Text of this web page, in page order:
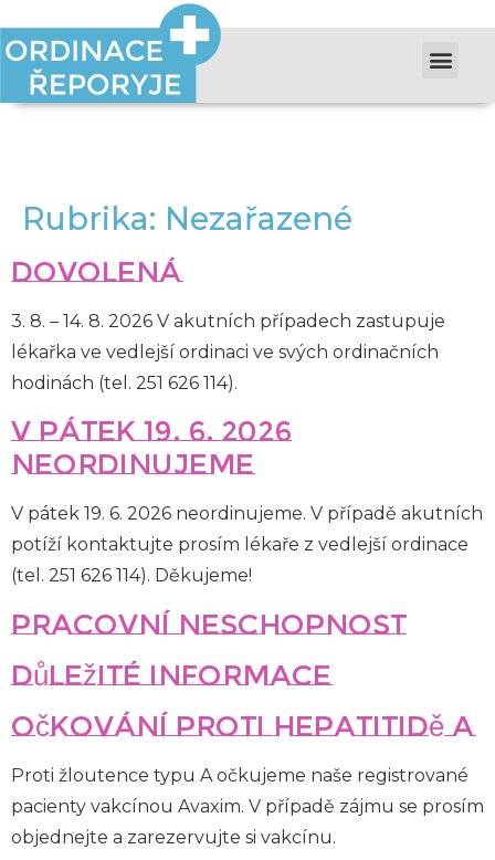
Rubrika: Nezařazené
DOVOLENÁ
3. 8. – 14. 8. 2026 V akutních případech zastupuje
lékařka ve vedlejší ordinaci ve svých ordinačních
hodinách (tel. 251 626 114).
V pátek 19. 6. 2026
neordinujeme
V pátek 19. 6. 2026 neordinujeme. V případě akutních
potíží kontaktujte prosím lékaře z vedlejší ordinace
(tel. 251 626 114). Děkujeme!
Pracovní neschopnost
Důležité informace
Očkování proti hepatitidě A
Proti žloutence typu A očkujeme naše registrované
pacienty vakcínou Avaxim. V případě zájmu se prosím
objednejte a zarezervujte si vakcínu.